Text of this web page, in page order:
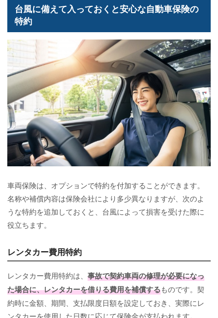
台風に備えて入っておくと安心な自動車保険の
特約
車両保険は、オプションで特約を付加することができます。
名称や補償内容は保険会社により多少異なりますが、次のよ
うな特約を追加しておくと、台風によって損害を受けた際に
役立ちます。
レンタカー費用特約
レンタカー費用特約は、 事故で契約車両の修理が必要になっ
た場合に、レンタカーを借りる費用を補償するものです。契
約時に金額、期間、支払限度日額を設定しておき、実際にレ
ンタカーを使用した日数に応じて保険金が支払われます。